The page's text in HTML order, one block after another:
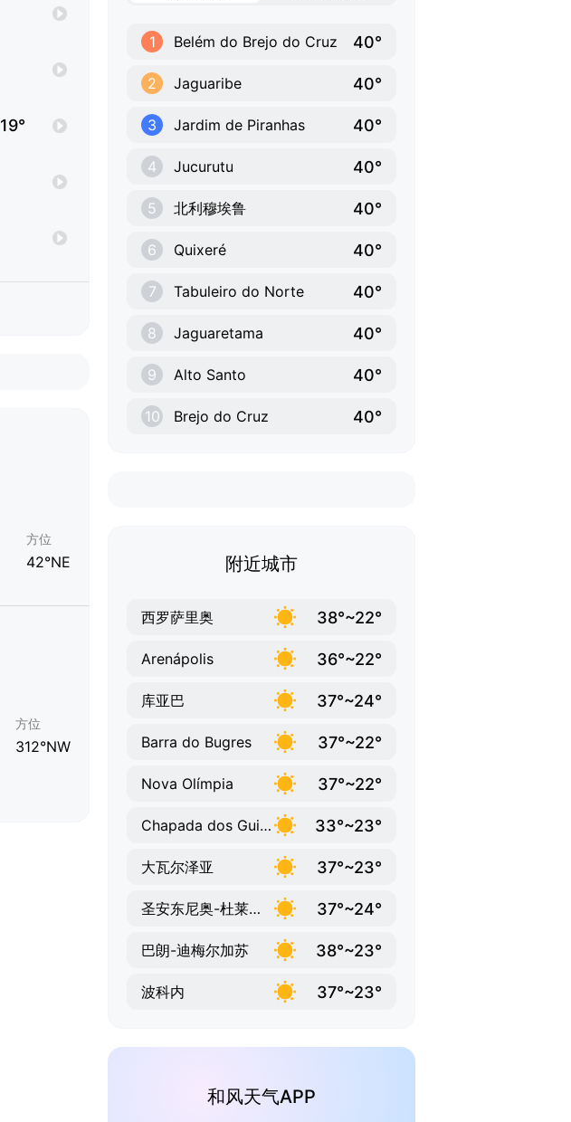
19°
方位
42°NE
方位
312°NW
1 Belém do Brejo do Cruz 40°
2 Jaguaribe 40°
3 Jardim de Piranhas 40°
4 Jucurutu 40°
5 北利穆埃鲁 40°
6 Quixeré 40°
7 Tabuleiro do Norte 40°
8 Jaguaretama 40°
9 Alto Santo 40°
10 Brejo do Cruz 40°
附近城市
西罗萨里奥 38°~22°
Arenápolis 36°~22°
库亚巴 37°~24°
Barra do Bugres 37°~22°
Nova Olímpia 37°~22°
Chapada dos Guimarães 33°~23°
大瓦尔泽亚 37°~23°
圣安东尼奥-杜莱韦热 37°~24°
巴朗-迪梅尔加苏 38°~23°
波科内 37°~23°
和风天气APP